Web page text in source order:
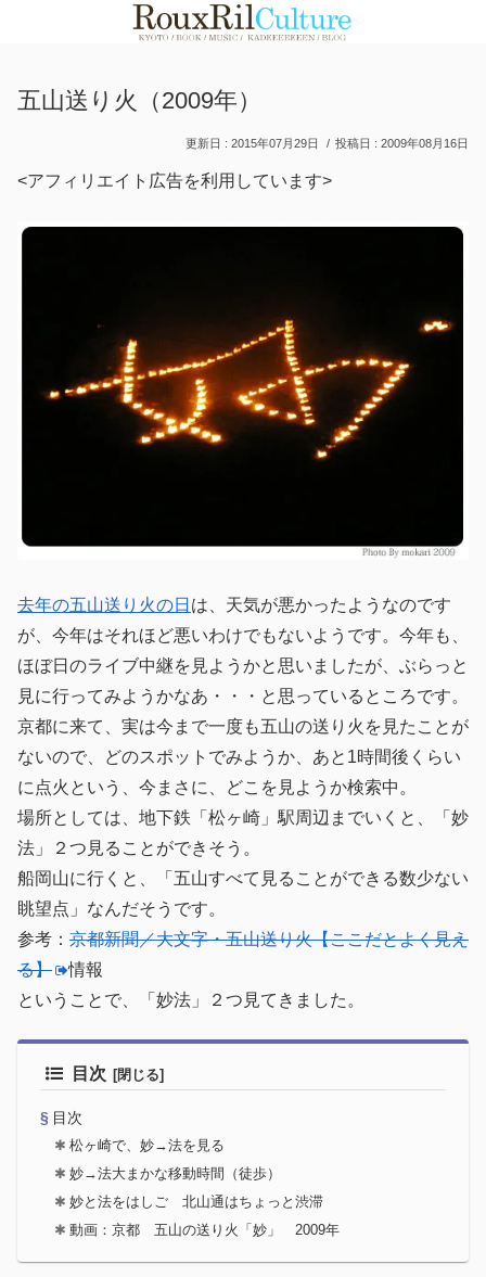
五山送り火（2009年）
2015年07月29日 2009年08月16日
<アフィリエイト広告を利用しています>
去年の五山送り火の日 は、天気が悪かったようなのです
が、今年はそれほど悪いわけでもないようです。今年も、
ほぼ日のライブ中継を見ようかと思いましたが、ぶらっと
見に行ってみようかなあ・・・と思っているところです。
京都に来て、実は今まで一度も五山の送り火を見たことが
ないので、どのスポットでみようか、あと1時間後くらい
に点火という、今まさに、どこを見ようか検索中。
場所としては、地下鉄「松ヶ崎」駅周辺までいくと、「妙
法」２つ見ることができそう。
船岡山に行くと、「五山すべて見ることができる数少ない
眺望点」なんだそうです。
参考： 京都新聞／大文字・五山送り火【ここだとよく見え
る】
情報
ということで、「妙法」２つ見てきました。
目次
目次
松ヶ崎で、妙→法を見る
妙→法大まかな移動時間（徒歩）
妙と法をはしご 北山通はちょっと渋滞
動画：京都 五山の送り火「妙」 2009年